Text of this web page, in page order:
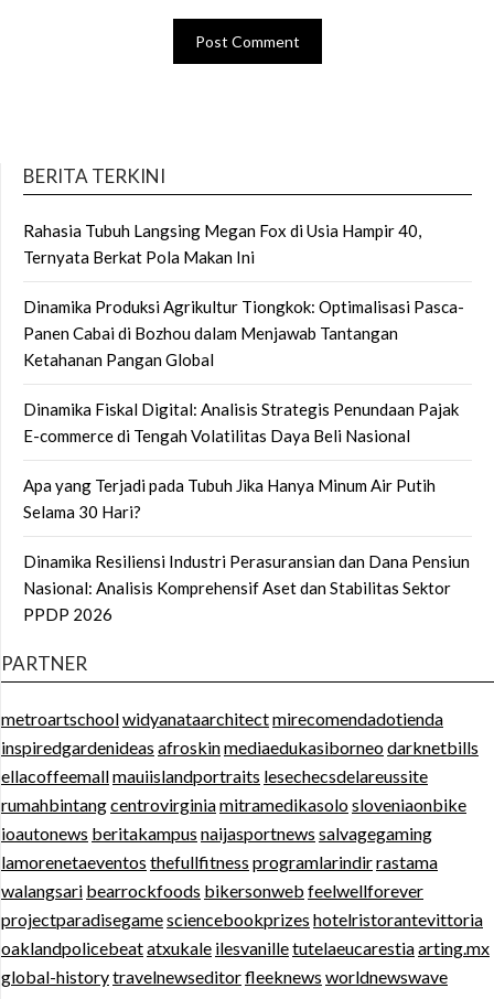
BERITA TERKINI
Rahasia Tubuh Langsing Megan Fox di Usia Hampir 40,
Ternyata Berkat Pola Makan Ini
Dinamika Produksi Agrikultur Tiongkok: Optimalisasi Pasca-
Panen Cabai di Bozhou dalam Menjawab Tantangan
Ketahanan Pangan Global
Dinamika Fiskal Digital: Analisis Strategis Penundaan Pajak
E-commerce di Tengah Volatilitas Daya Beli Nasional
Apa yang Terjadi pada Tubuh Jika Hanya Minum Air Putih
Selama 30 Hari?
Dinamika Resiliensi Industri Perasuransian dan Dana Pensiun
Nasional: Analisis Komprehensif Aset dan Stabilitas Sektor
PPDP 2026
PARTNER
metroartschoolwidyanataarchitectmirecomendadotienda
inspiredgardenideas afroskinmediaedukasiborneodarknetbills
ellacoffeemallmauiislandportraits lesechecsdelareussite
rumahbintangcentrovirginiamitramedikasolosloveniaonbike
ioautonews beritakampus naijasportnews salvagegaming
lamorenetaeventos thefullfitness programlarindirrastama
walangsari bearrockfoods bikersonweb feelwellforever
projectparadisegamesciencebookprizes hotelristorantevittoria
oaklandpolicebeatatxukale ilesvanilletutelaeucarestiaarting.mx
global-historytravelnewseditorfleeknews worldnewswave